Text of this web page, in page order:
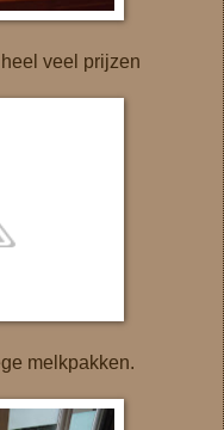
veel prijzen
melkpakken.